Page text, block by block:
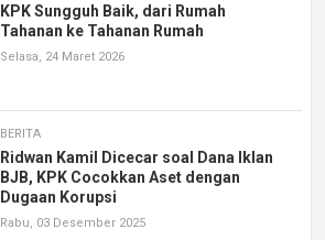
KPK Sungguh Baik, dari Rumah
Tahanan ke Tahanan Rumah
Selasa, 24 Maret 2026
BERITA
Ridwan Kamil Dicecar soal Dana Iklan
BJB, KPK Cocokkan Aset dengan
Dugaan Korupsi
Rabu, 03 Desember 2025